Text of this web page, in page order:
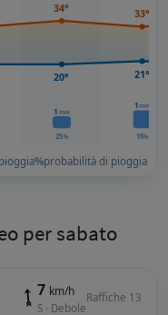
1 mm
25%
1mm
16%
34°
20°
33°
21°
%probabilità di pioggia
per sabato
7 km/h
S · Debole
Raffiche 13